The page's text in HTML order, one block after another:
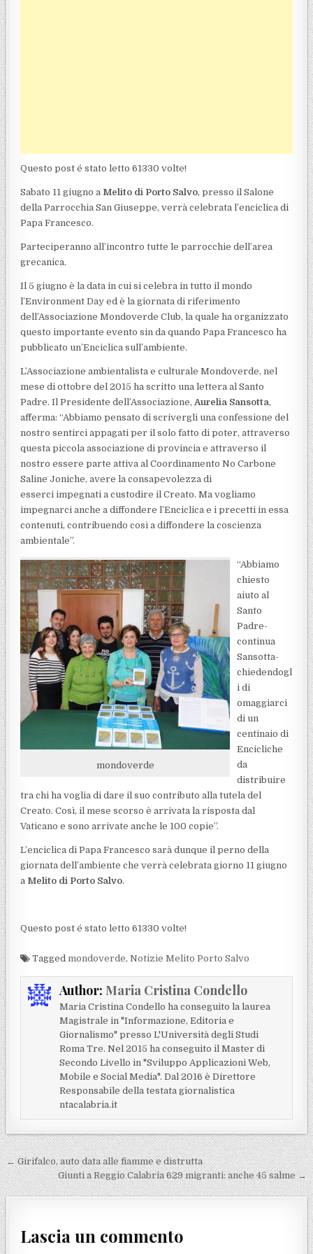
Questo post é stato letto 61330 volte!
Sabato 11 giugno a Melito di Porto Salvo, presso il Salone
della Parrocchia San Giuseppe, verrà celebrata l’enciclica di
Papa Francesco.
Parteciperanno all’incontro tutte le parrocchie dell’area
grecanica.
Il 5 giugno è la data in cui si celebra in tutto il mondo
l’Environment Day ed è la giornata di riferimento
dell’Associazione Mondoverde Club, la quale ha organizzato
questo importante evento sin da quando Papa Francesco ha
pubblicato un’Enciclica sull’ambiente.
L’Associazione ambientalista e culturale Mondoverde, nel
mese di ottobre del 2015 ha scritto una lettera al Santo
Padre. Il Presidente dell’Associazione, Aurelia Sansotta,
afferma: “Abbiamo pensato di scrivergli una confessione del
nostro sentirci appagati per il solo fatto di poter, attraverso
questa piccola associazione di provincia e attraverso il
nostro essere parte attiva al Coordinamento No Carbone
Saline Joniche, avere la consapevolezza di
esserci impegnati a custodire il Creato. Ma vogliamo
impegnarci anche a diffondere l’Enciclica e i precetti in essa
contenuti, contribuendo così a diffondere la coscienza
ambientale”.
mondoverde
“Abbiamo
chiesto
aiuto al
Santo
Padre-
continua
Sansotta-
chiedendogl
i di
omaggiarci
di un
centinaio di
Encicliche
da
distribuire
tra chi ha voglia di dare il suo contributo alla tutela del
Creato. Così, il mese scorso è arrivata la risposta dal
Vaticano e sono arrivate anche le 100 copie”.
L’enciclica di Papa Francesco sarà dunque il perno della
giornata dell’ambiente che verrà celebrata giorno 11 giugno
a Melito di Porto Salvo.
Questo post é stato letto 61330 volte!
Tagged mondoverde,Notizie Melito Porto Salvo
Author: Maria Cristina Condello
Maria Cristina Condello ha conseguito la laurea
Magistrale in "Informazione, Editoria e
Giornalismo" presso L'Università degli Studi
Roma Tre. Nel 2015 ha conseguito il Master di
Secondo Livello in "Sviluppo Applicazioni Web,
Mobile e Social Media". Dal 2016 è Direttore
Responsabile della testata giornalistica
ntacalabria.it
Navigazione articoli
← Girifalco, auto data alle fiamme e distrutta
Giunti a Reggio Calabria 629 migranti: anche 45 salme →
Lascia un commento